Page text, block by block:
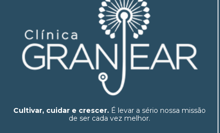
Cultivar, cuidar e crescer. É levar a sério nossa missão
de ser cada vez melhor.